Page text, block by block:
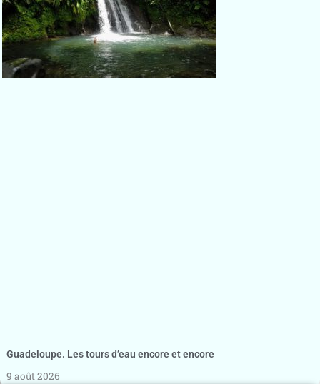
Guadeloupe. Les tours d’eau encore et encore
9 août 2026